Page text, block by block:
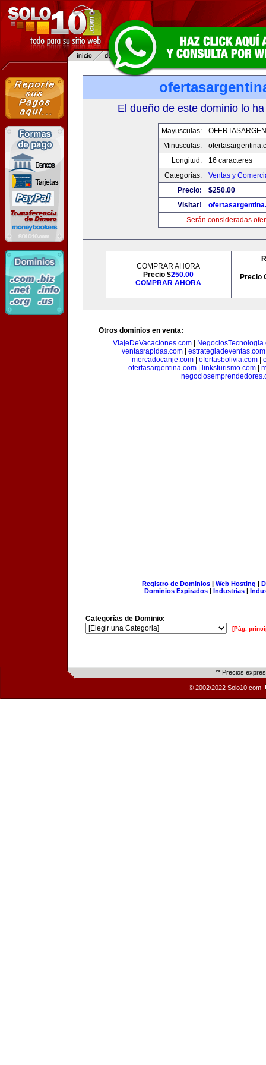
El dueño de este dominio lo
Mayusculas:
Minusculas:
Longitud:
16 caracteres
Categorias:
Ventas y
Precio:
$250.00
Visitar!
Serán consideradas
COMPRAR AHORA
Precio $250.00
COMPRAR AHORA
Precio
Otros dominios en venta:
ViajeDeVacaciones.com|
ventasrapidas.com
estrategiadeventas.com
mercadocanje.com
ofertasbolivia.com
ofertasargentina.com| linksturismo.com|
Registro de Dominios| Web Hosting |
Dominios Expirados | Industrias |
Categorías de Dominio:
[Pág.
** Precios
© 2002/2022 Solo10.com